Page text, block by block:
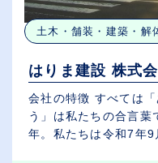
土木・舗装・建築・解
はりま建設 株式
会社の特徴 すべては
う」は私たちの合言
年。私たちは令和7年